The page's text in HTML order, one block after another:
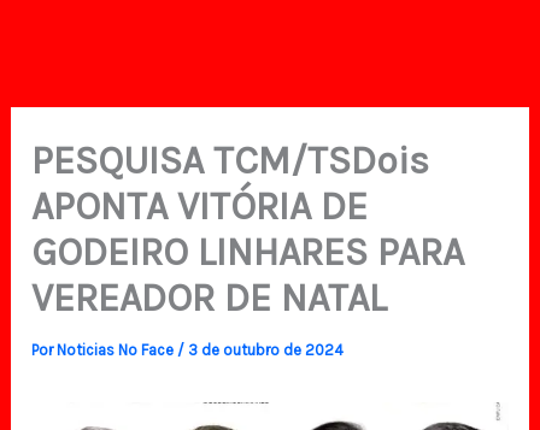
PESQUISA TCM/TSDois
APONTA VITÓRIA DE
GODEIRO LINHARES PARA
VEREADOR DE NATAL
PorNoticias No Face / 3 de outubro de 2024